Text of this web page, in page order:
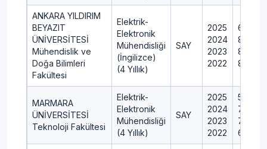
ANKARA YILDIRIM
BEYAZIT
ÜNİVERSİTESİ
Mühendislik ve
Doğa Bilimleri
Fakültesi
Elektrik-
Elektronik
Mühendisliği
(İngilizce)
(4 Yıllık)
SAY
2025
2024
2023
2022
60
80
80
80
MARMARA
ÜNİVERSİTESİ
Teknoloji Fakültesi
Elektrik-
Elektronik
Mühendisliği
(4 Yıllık)
SAY
2025
2024
2023
2022
54
70
70
64